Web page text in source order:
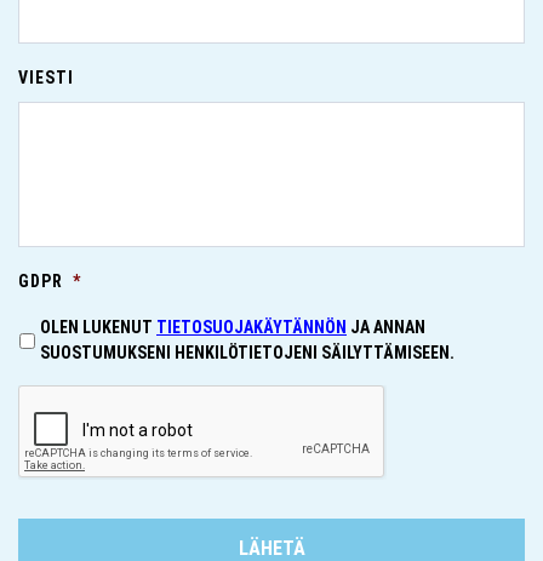
VIESTI
GDPR *
OLEN LUKENUT TIETOSUOJAKÄYTÄNNÖN JA ANNAN
SUOSTUMUKSENI HENKILÖTIETOJENI SÄILYTTÄMISEEN.